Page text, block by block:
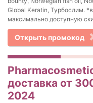
Global Keratin, Турбослим.
максимально доступную
Открыть промокод
доставка от
2024